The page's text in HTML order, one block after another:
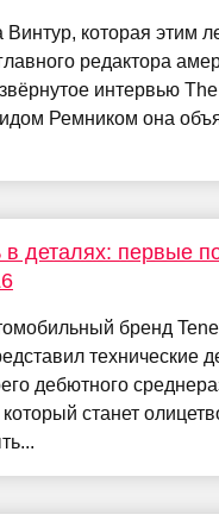
которая этим
редактора
интервью
Ремником она
в деталях: первые
бренд
технические
дебютного
станет